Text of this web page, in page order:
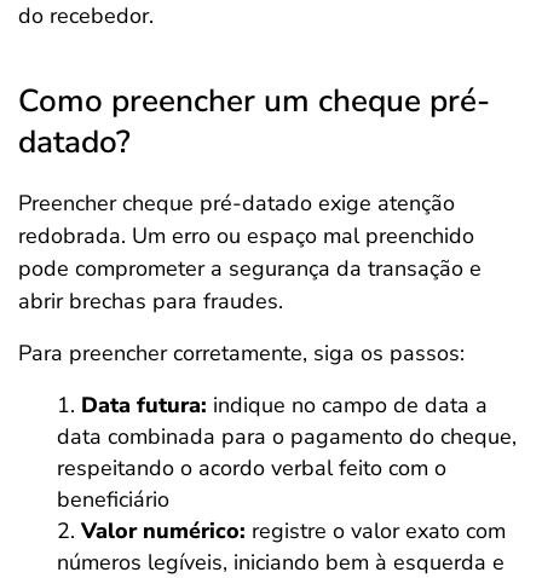
do recebedor.
Como preencher um cheque pré-
datado?
Preencher cheque pré-datado exige atenção
redobrada. Um erro ou espaço mal preenchido
pode comprometer a segurança da transação e
abrir brechas para fraudes.
Para preencher corretamente, siga os passos:
Data futura: indique no campo de data a
data combinada para o pagamento do cheque,
respeitando o acordo verbal feito com o
beneficiário
Valor numérico: registre o valor exato com
números legíveis, iniciando bem à esquerda e